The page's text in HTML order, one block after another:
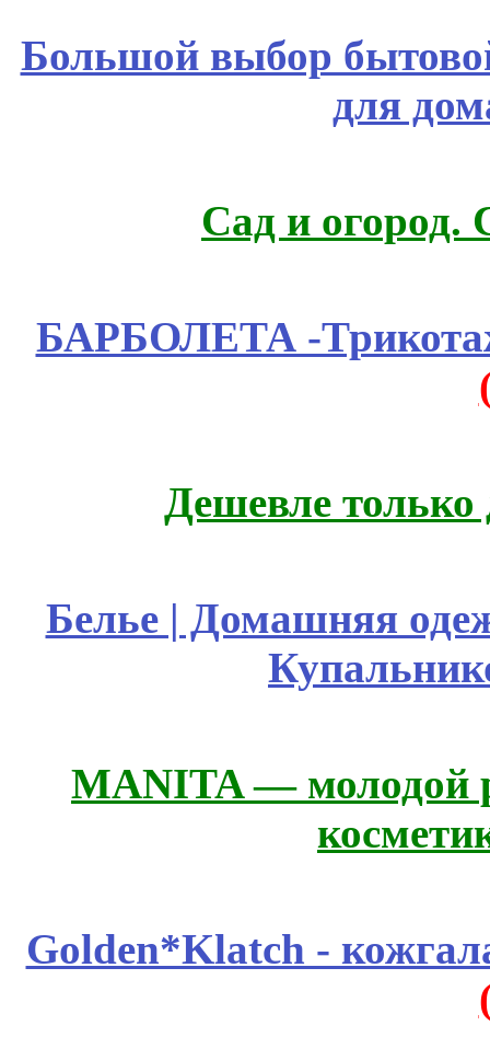
Большой выбор
для
Сад и огород.
БАРБОЛЕТА -
Дешевле
Белье | Домашняя
MANITA — молодой
Golden*Klatch -